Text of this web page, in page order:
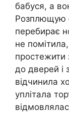
бабуся, а
Розплющую
перебирає
не
простежити
до дверей і
відчинила
уплітала